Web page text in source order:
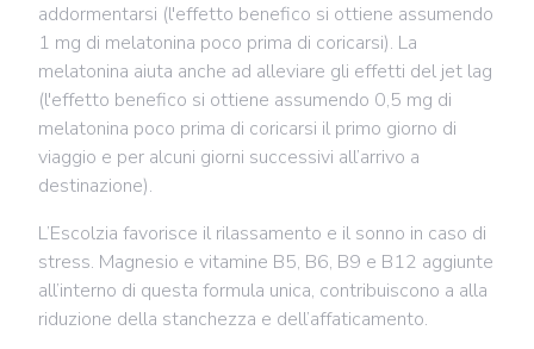
addormentarsi (l'effetto benefico si ottiene assumendo
1 mg di melatonina poco prima di coricarsi). La
melatonina aiuta anche ad alleviare gli effetti del jet lag
(l'effetto benefico si ottiene assumendo 0,5 mg di
melatonina poco prima di coricarsi il primo giorno di
viaggio e per alcuni giorni successivi all’arrivo a
destinazione).
L’Escolzia favorisce il rilassamento e il sonno in caso di
stress. Magnesio e vitamine B5, B6, B9 e B12 aggiunte
all’interno di questa formula unica, contribuiscono a alla
riduzione della stanchezza e dell’affaticamento.